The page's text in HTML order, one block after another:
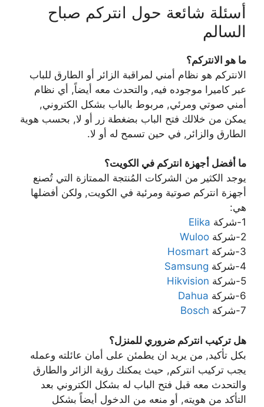
أسئلة شائعة حول انتركم صباح
السالم
ما هو الانتركم؟
الانتركم هو نظام أمني لمراقبة الزائر أو الطارق للباب
عبر كاميرا موجوده فيه, والتحدث معه أيضاً, أي نظام
أمني صوتي ومرئي, مربوط بالباب بشكل الكتروني,
يمكن من خلالك فتح الباب بضغطة زر أو لا, بحسب هوية
الطارق والزائر, في حين تسمح له أو لا.
ما أفضل أجهزة انتركم في الكويت؟
يوجد الكثير من الشركات المُنتجة الممتازة التي تُصنع
أجهزة انتركم صوتية ومرئية في الكويت, ولكن أفضلها
هي:
1-شركة
Elika
2-شركة
Wuloo
3-شركة
Hosmart
4-شركة
Samsung
5-شركة
Hikvision
6-شركة
Dahua
7-شركة
Bosch
هل تركيب انتركم ضروري للمنزل؟
بكل تأكيد, من يريد ان يطمئن على أمان عائلته وعمله
يجب تركيب انتركم, حيث يمكنك رؤية الزائر والطارق
والتحدث معه قبل فتح الباب له بشكل الكتروني بعد
التأكد من هويته, أو منعه من الدخول أيضاً بشكل